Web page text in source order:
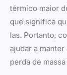
térmico maior
que significa
las. Portanto,
ajudar a manter
perda de